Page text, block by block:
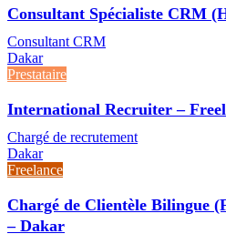
Consultant Spécialiste CRM
Consultant CRM
Dakar
Prestataire
International Recruiter –
Chargé de recrutement
Dakar
Freelance
Chargé de Clientèle Bilingue
– Dakar